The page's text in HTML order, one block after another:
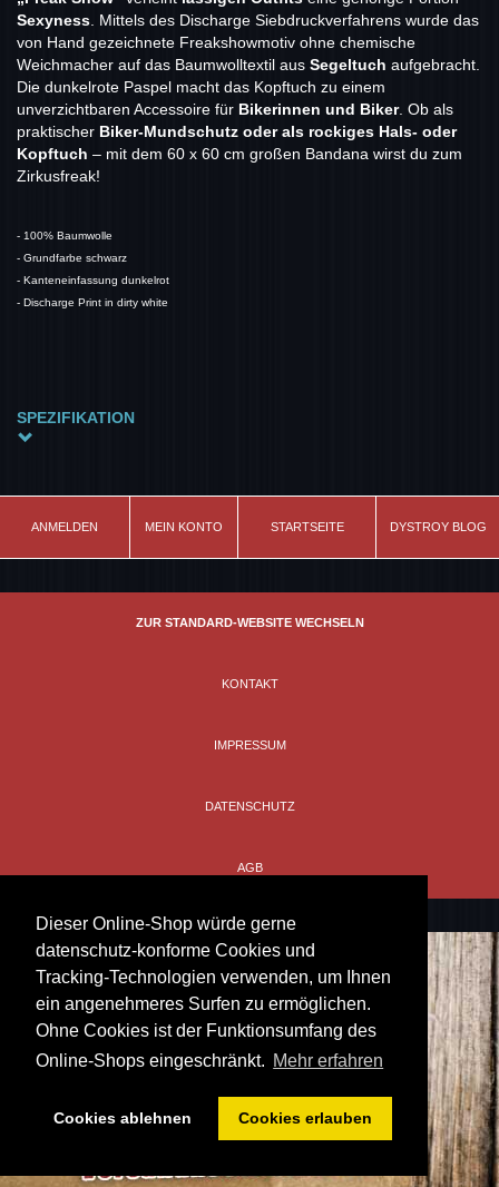
Dieser Online-Shop würde gerne
datenschutz-konforme Cookies und
Tracking-Technologien verwenden, um Ihnen
ein angenehmeres Surfen zu ermöglichen.
Ohne Cookies ist der Funktionsumfang des
Online-Shops eingeschränkt. Mehr erfahren
Cookies ablehnen Cookies erlauben
Sexyness . Mittels des Discharge Siebdruckverfahrens wurde das
von Hand gezeichnete Freakshowmotiv ohne chemische
Weichmacher auf das Baumwolltextil aus Segeltuch aufgebracht.
Die dunkelrote Paspel macht das Kopftuch zu einem
unverzichtbaren Accessoire für Bikerinnen und Biker. Ob als
praktischer Biker-Mundschutz oder als rockiges Hals- oder
Kopftuch – mit dem 60 x 60 cm großen Bandana wirst du zum
Zirkusfreak!
- 100% Baumwolle
- Grundfarbe schwarz
- Kanteneinfassung dunkelrot
- Discharge Print in dirty white
SPEZIFIKATION
Modell
Material
ANMELDEN MEIN KONTO STARTSEITE DYSTROY BLOG
ZUR STANDARD-WEBSITE WECHSELN
KONTAKT
IMPRESSUM
DATENSCHUTZ
AGB